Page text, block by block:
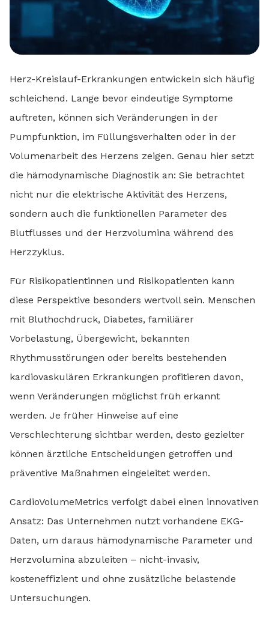
Herz-Kreislauf-Erkrankungen entwickeln sich häufig
schleichend. Lange bevor eindeutige Symptome
auftreten, können sich Veränderungen in der
Pumpfunktion, im Füllungsverhalten oder in der
Volumenarbeit des Herzens zeigen. Genau hier setzt
die hämodynamische Diagnostik an: Sie betrachtet
nicht nur die elektrische Aktivität des Herzens,
sondern auch die funktionellen Parameter des
Blutflusses und der Herzvolumina während des
Herzzyklus.
Für Risikopatientinnen und Risikopatienten kann
diese Perspektive besonders wertvoll sein. Menschen
mit Bluthochdruck, Diabetes, familiärer
Vorbelastung, Übergewicht, bekannten
Rhythmusstörungen oder bereits bestehenden
kardiovaskulären Erkrankungen profitieren davon,
wenn Veränderungen möglichst früh erkannt
werden. Je früher Hinweise auf eine
Verschlechterung sichtbar werden, desto gezielter
können ärztliche Entscheidungen getroffen und
präventive Maßnahmen eingeleitet werden.
CardioVolumeMetrics verfolgt dabei einen innovativen
Ansatz: Das Unternehmen nutzt vorhandene EKG-
Daten, um daraus hämodynamische Parameter und
Herzvolumina abzuleiten – nicht-invasiv,
kosteneffizient und ohne zusätzliche belastende
Untersuchungen.